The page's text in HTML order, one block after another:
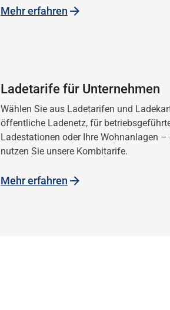
Mehr erfahren
Ladetarife für Unternehmen
Wählen Sie aus Ladetarifen und
öffentliche Ladenetz, für
Ladestationen oder Ihre Wohnanlagen –
nutzen Sie unsere Kombitarife.
Mehr erfahren